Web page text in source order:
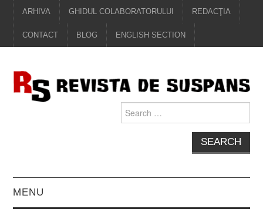
ARHIVA GHIDUL COLABORATORULUI REDACŢIA
CONTACT BLOG ENGLISH SECTION
for:
MENU